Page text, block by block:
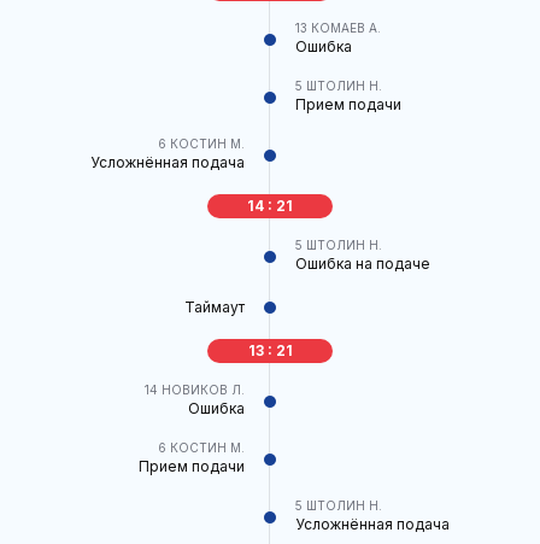
13 КОМАЕВ А.
Ошибка
5 ШТОЛИН Н.
Прием подачи
6 КОСТИН М.
Усложнённая подача
14 : 21
5 ШТОЛИН Н.
Ошибка на подаче
Таймаут
13 : 21
14 НОВИКОВ Л.
Ошибка
6 КОСТИН М.
Прием подачи
5 ШТОЛИН Н.
Усложнённая подача